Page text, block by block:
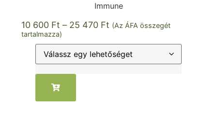
Immune
10 600 Ft – 25 470 Ft (Az ÁFA összegét
tartalmazza)